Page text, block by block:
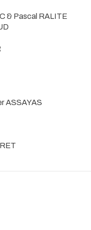
& Pascal RALITE
ASSAYAS